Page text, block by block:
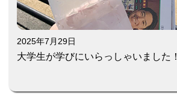
2025年7月29日
大学生が学びにいらっしゃいました！